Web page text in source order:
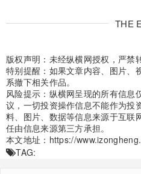
THE
版权声明：未经纵横网授权，严禁
特别提醒：如果文章内容、图片、
系撤下相关作品。
风险提示：纵横网呈现的所有信息
议，一切投资操作信息不能作为投
料、图片、数据等信息来源于互联
任由信息来源第三方承担。
本文地址： https://
TAG: